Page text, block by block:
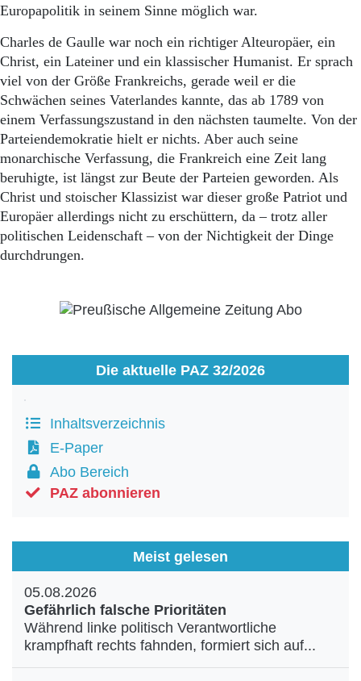
Europapolitik in seinem Sinne möglich war.
Charles de Gaulle war noch ein richtiger Alteuropäer, ein
Christ, ein Lateiner und ein klassischer Humanist. Er sprach
viel von der Größe Frankreichs, gerade weil er die
Schwächen seines Vaterlandes kannte, das ab 1789 von
einem Verfassungszustand in den nächsten taumelte. Von der
Parteiendemokratie hielt er nichts. Aber auch seine
monarchische Verfassung, die Frankreich eine Zeit lang
beruhigte, ist längst zur Beute der Parteien geworden. Als
Christ und stoischer Klassizist war dieser große Patriot und
Europäer allerdings nicht zu erschüttern, da – trotz aller
politischen Leidenschaft – von der Nichtigkeit der Dinge
durchdrungen.
Die aktuelle PAZ 32/2026
Inhaltsverzeichnis
E-Paper
Abo Bereich
PAZ abonnieren
Meist gelesen
05.08.2026
Gefährlich falsche Prioritäten
Während linke politisch Verantwortliche
krampfhaft rechts fahnden, formiert sich auf...